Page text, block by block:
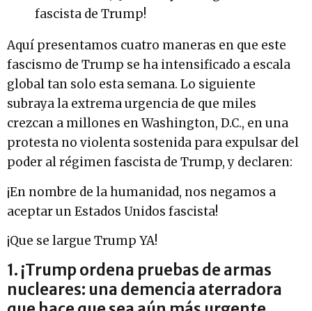
fascista de Trump!
Aquí presentamos cuatro maneras en que este
fascismo de Trump se ha intensificado a escala
global tan solo esta semana. Lo siguiente
subraya la extrema urgencia de que miles
crezcan a millones en Washington, D.C., en una
protesta no violenta sostenida para expulsar del
poder al régimen fascista de Trump, y declaren:
¡En nombre de la humanidad, nos negamos a
aceptar un Estados Unidos fascista!
¡Que se largue Trump YA!
1. ¡Trump ordena pruebas de armas
nucleares: una demencia aterradora